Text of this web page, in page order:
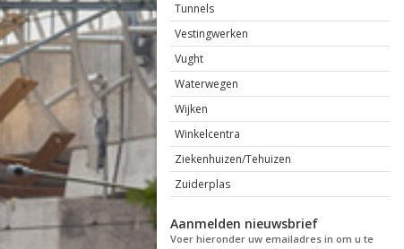
Tunnels
Vestingwerken
Vught
Waterwegen
Wijken
Winkelcentra
Ziekenhuizen/Tehuizen
Zuiderplas
Aanmelden nieuwsbrief
Voer hieronder uw emailadres in om u te